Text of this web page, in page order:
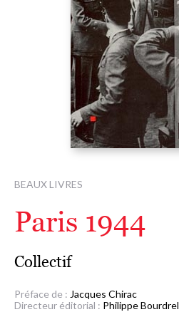
BEAUX LIVRES
Paris 1944
Collectif
Préface de : Jacques Chirac
Directeur éditorial : Philippe Bourdrel